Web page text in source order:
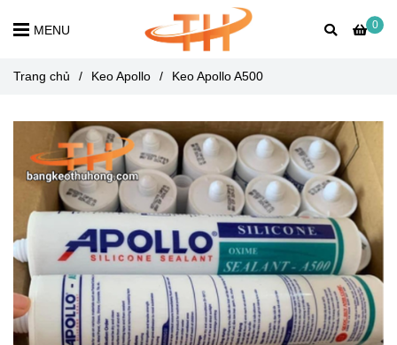
0
MENU
Trang chủ / Keo Apollo / Keo Apollo A500